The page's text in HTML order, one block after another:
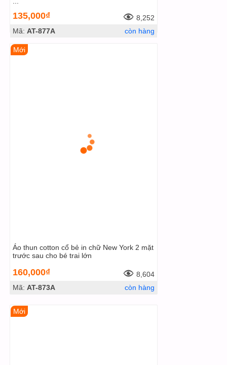
135,000₫
8,252
Mã: AT-877A còn hàng
Mới
Áo thun cotton cổ bẻ in chữ New York 2 mặt
trước sau cho bé trai lớn
160,000₫
8,604
Mã: AT-873A còn hàng
Mới